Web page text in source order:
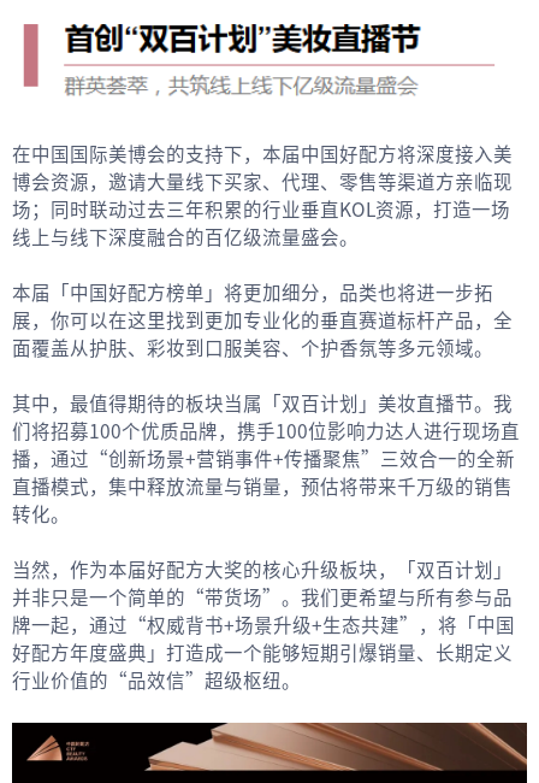
在中国国际美博会的支持下，本届中国好配方将深度接入美
博会资源，邀请大量线下买家、代理、零售等渠道方亲临现
场；同时联动过去三年积累的行业垂直KOL资源，打造一场
线上与线下深度融合的百亿级流量盛会。
本届「中国好配方榜单」将更加细分，品类也将进一步拓
展，你可以在这里找到更加专业化的垂直赛道标杆产品，全
面覆盖从护肤、彩妆到口服美容、个护香氛等多元领域。
其中，最值得期待的板块当属「双百计划」美妆直播节。我
们将招募100个优质品牌，携手100位影响力达人进行现场直
播，通过“创新场景+营销事件+传播聚焦”三效合一的全新
直播模式，集中释放流量与销量，预估将带来千万级的销售
转化。
当然，作为本届好配方大奖的核心升级板块，「双百计划」
并非只是一个简单的“带货场”。我们更希望与所有参与品
牌一起，通过“权威背书+场景升级+生态共建”，将「中国
好配方年度盛典」打造成一个能够短期引爆销量、长期定义
行业价值的“品效信”超级枢纽。